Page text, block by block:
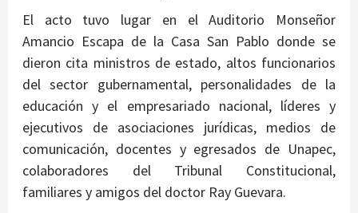
El acto tuvo lugar en el Auditorio Monseñor
Amancio Escapa de la Casa San Pablo donde se
dieron cita ministros de estado, altos funcionarios
del sector gubernamental, personalidades de la
educación y el empresariado nacional, líderes y
ejecutivos de asociaciones jurídicas, medios de
comunicación, docentes y egresados de Unapec,
colaboradores del Tribunal Constitucional,
familiares y amigos del doctor Ray Guevara.